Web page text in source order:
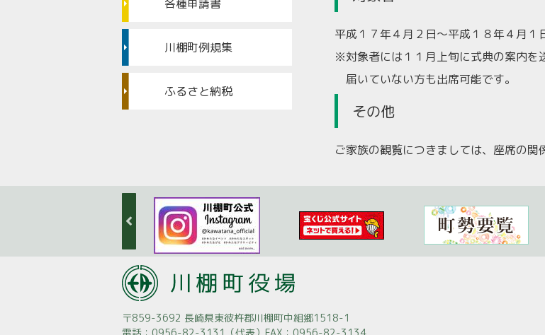
平成１７年４月２日～平成１８年４月
※対象者には１１月上旬に式典の案内を
届いていない方も出席可能です。
その他
ご家族の観覧につきましては、座席の関
各種申請書
川棚町例規集
ふるさと納税
〒859-3692 長崎県東彼杵郡川棚町中組郷1518-1